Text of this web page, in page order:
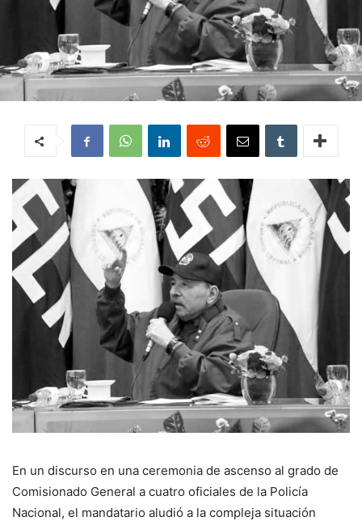
En un discurso en una ceremonia de ascenso al grado de
Comisionado General a cuatro oficiales de la Policía
Nacional, el mandatario aludió a la compleja situación